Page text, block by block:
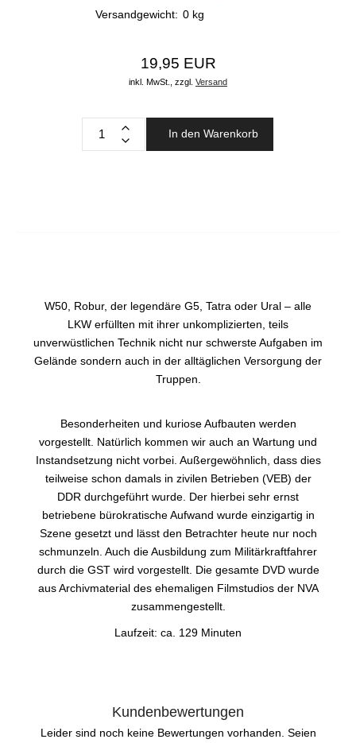
Versandgewicht: 0 kg
19,95 EUR
inkl. MwSt., zzgl. Versand
In den Warenkorb
W50, Robur, der legendäre G5, Tatra oder Ural – alle
LKW erfüllten mit ihrer unkomplizierten, teils
unverwüstlichen Technik nicht nur schwerste Aufgaben im
Gelände sondern auch in der alltäglichen Versorgung der
Truppen.
Besonderheiten und kuriose Aufbauten werden
vorgestellt. Natürlich kommen wir auch an Wartung und
Instandsetzung nicht vorbei. Außergewöhnlich, dass dies
teilweise schon damals in zivilen Betrieben (VEB) der
DDR durchgeführt wurde. Der hierbei sehr ernst
betriebene bürokratische Aufwand wurde einzigartig in
Szene gesetzt und lässt den Betrachter heute nur noch
schmunzeln. Auch die Ausbildung zum Militärkraftfahrer
durch die GST wird vorgestellt. Die gesamte DVD wurde
aus Archivmaterial des ehemaligen Filmstudios der NVA
zusammengestellt.
Laufzeit: ca. 129 Minuten
Kundenbewertungen
Leider sind noch keine Bewertungen vorhanden. Seien